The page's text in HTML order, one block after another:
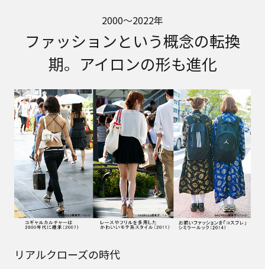
2000～2022年
ファッションという概念の転換
期。アイロンの形も進化
リアルクローズの時代